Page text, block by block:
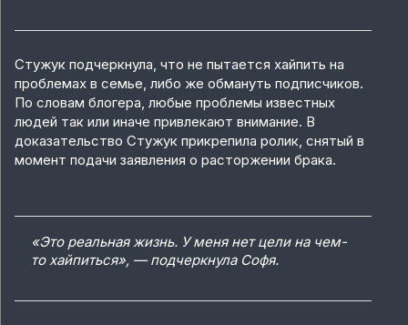
Стужук подчеркнула, что не пытается хайпить на
проблемах в семье, либо же обмануть подписчиков.
По словам блогера, любые проблемы известных
людей так или иначе привлекают внимание. В
доказательство Стужук прикрепила ролик, снятый в
момент подачи заявления о расторжении брака.
«Это реальная жизнь. У меня нет цели на чем-
то хайпиться», — подчеркнула Софя.